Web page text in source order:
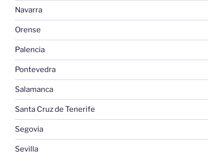
Navarra
Orense
Palencia
Pontevedra
Salamanca
Santa Cruz de Tenerife
Segovia
Sevilla